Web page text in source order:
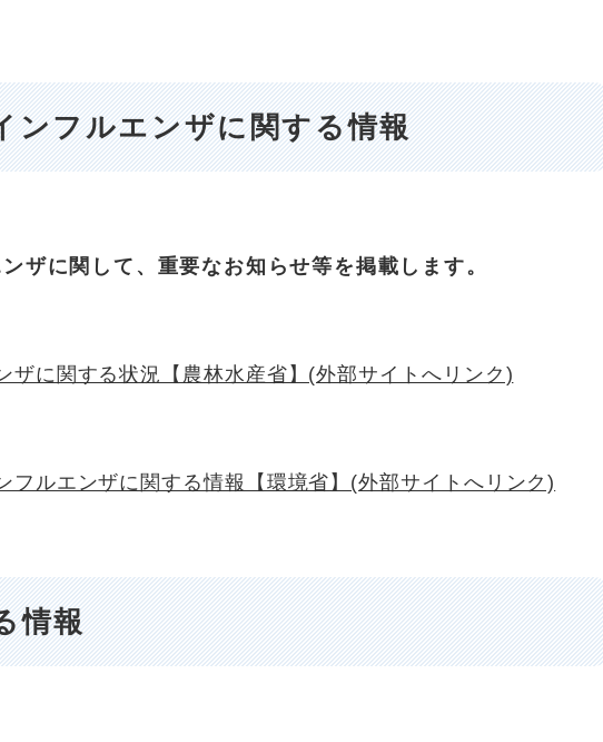
ンフルエンザに関する情報
ザに関して、重要なお知らせ等を掲載します。
ザに関する状況【農林水産省】(外部サイトへリンク)
フルエンザに関する情報【環境省】(外部サイトへリンク)
情報